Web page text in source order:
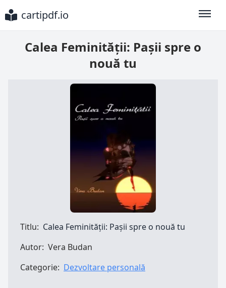
cartipdf.io
Calea Feminității: Pașii spre o
nouă tu
Titlu: Calea Feminității: Pașii spre o nouă tu
Autor: Vera Budan
Categorie: Dezvoltare personală